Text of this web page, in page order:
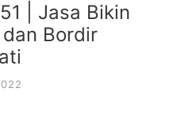
| Jasa Bikin
Bordir